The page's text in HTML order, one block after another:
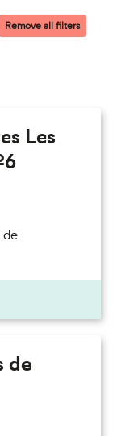
Remove all filters
Les
de
de